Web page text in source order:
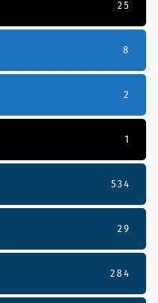
25
8
2
1
534
29
284